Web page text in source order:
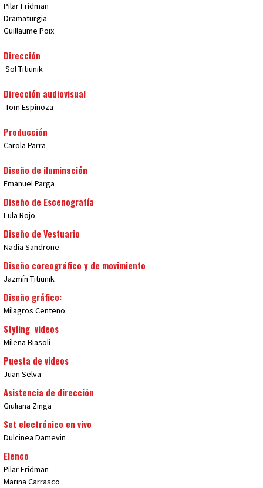
Pilar Fridman
Dramaturgia
Guillaume Poix
Dirección
Sol Titiunik
Dirección audiovisual
Tom Espinoza
Producción
Carola Parra
Diseño de iluminación
Emanuel Parga
Diseño de Escenografía
Lula Rojo
Diseño de Vestuario
Nadia Sandrone
Diseño coreográfico y de movimiento
Jazmín Titiunik
Diseño gráfico:
Milagros Centeno
Styling videos
Milena Biasoli
Puesta de videos
Juan Selva
Asistencia de dirección
Giuliana Zinga
Set electrónico en vivo
Dulcinea Damevin
Elenco
Pilar Fridman
Marina Carrasco